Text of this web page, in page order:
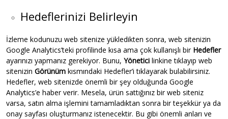
Hedeflerinizi Belirleyin
İzleme kodunuzu web sitenize yükledikten sonra, web sitenizin
Google Analytics’teki profilinde kısa ama çok kullanışlı bir Hedefler
ayarınızı yapmanız gerekiyor. Bunu,Yönetici linkine tıklayıp web
sitenizinGörünüm kısmındaki Hedefler’i tıklayarak bulabilirsiniz.
Hedefler, web sitenizde önemli bir şey olduğunda Google
Analytics’e haber verir. Mesela, ürün sattığınız bir web siteniz
varsa, satın alma işlemini tamamladıktan sonra bir teşekkür ya da
onay sayfası oluşturmanız istenecektir. Bu gibi önemli anları ve